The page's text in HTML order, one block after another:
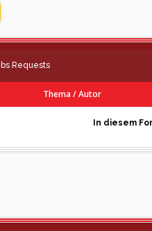
Requests
Thema/Autor
In diesem